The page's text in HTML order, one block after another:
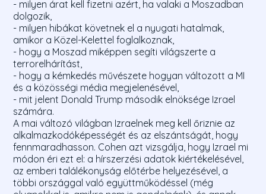
- milyen árat kell fizetni azért, ha valaki a Moszadban
dolgozik,
- milyen hibákat követnek el a nyugati hatalmak,
amikor a Közel-Kelettel foglalkoznak,
- hogy a Moszad miképpen segíti világszerte a
terrorelhárítást,
- hogy a kémkedés művészete hogyan változott a MI
és a közösségi média megjelenésével,
- mit jelent Donald Trump második elnöksége Izrael
számára.
A mai változó világban Izraelnek meg kell őriznie az
alkalmazkodóképességét és az elszántságát, hogy
fennmaradhasson. Cohen azt vizsgálja, hogy Izrael mi
módon éri ezt el: a hírszerzési adatok kiértékelésével,
az emberi találékonyság előtérbe helyezésével, a
többi országgal való együttműködéssel (még